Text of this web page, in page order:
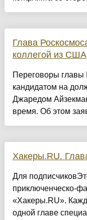
Глава
коллегой из США
Переговоры главы
кандидатом на
Джаредом
время. Об этом
Хакеры.RU.
Для
«Хакеры.RU».
одной главе